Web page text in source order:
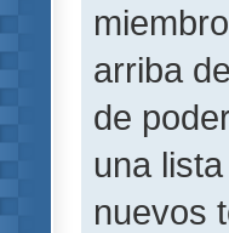
arriba
de
una
nuevos